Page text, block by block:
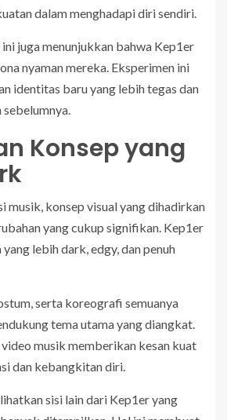
dalam menghadapi diri sendiri.
juga menunjukkan bahwa Kep1er
nyaman mereka. Eksperimen ini
identitas baru yang lebih tegas dan
Konsep yang
musik, konsep visual yang dihadirkan
yang cukup signifikan. Kep1er
lebih dark, edgy, dan penuh
serta koreografi semuanya
tema utama yang diangkat.
musik memberikan kesan kuat
dan kebangkitan diri.
sisi lain dari Kep1er yang